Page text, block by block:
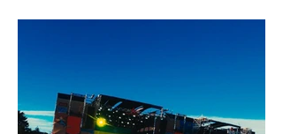
Antonella Orsini, Yoga Woman y más
Centro Cultural Estación Mapocho, espacio
que albergará durante dos jornadas una